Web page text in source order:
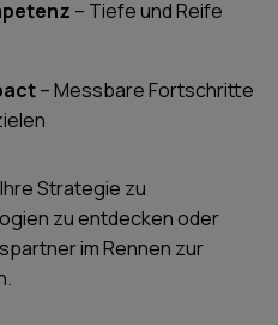
– Tiefe und Reife
– Messbare Fortschritte
Strategie zu
zu entdecken oder
im Rennen zur